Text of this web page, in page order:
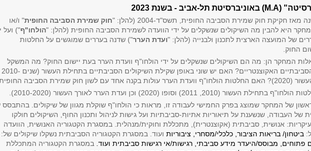
(
M.A) באוניברסיטת תל-אביב - בשנת 2023
חקיקת חוק שמירת הסביבה החופית, תשס"ד-2004 (להלן: " חוק שמירת הסביבה החופית" ו/או
היא להבין מה השיקולים שנשקלים על ידי הוועדה לשמירת הסביבה החופית (להלן: "הולחו"ף") ועל
של המועצה הארצית לתכנון ולבנייה (להלן: "ועדת הערר") שדנה בעררים שמוגשים על החלטות
החוק.
המחקר הן: מה הם השיקולים שנשקלים על ידי הולחו"ף וועדת הערר בעת יישום החוק? מה המשקל
שניתן לשיקולים הסביבתיים האקוצנטריים? האם יש שוני באופן שקילת השיקולים הסביבתיים בתחילת העשור (שנים 2010-
(2010, 2011) וסופו (2020) וכן ועדת הערר לאורך העשור (2010-2020).
של המחקר שמוצג בפרק החמישי לעבודה זו, מראות כי הולחו"ף שוקלת מגוון של שיקולים. בהתבסס
של העבודה, שנשענת על תיאוריות אתיות-סביבתיות ועל גישות לניהול ותכנון החוף, השיקולים חולקו
אנושית, סביבתית (אקוצנטרית), מתכללת וחוקית/מנהלית. במסגרת הקטגוריה האנושית, הוועדה
ביטחון/ בריאות הציבור, כלכלי/מסחרי, ציבוריות ועוד. במסגרת הקטגוריה הסביבתית נשקלו שיקולים של:
פתוחים, מבוסס/היעדר מידע סביבתי, רגישות/אי רגישות סביבתית ועוד. במסגרת הקטגוריה המתכללת